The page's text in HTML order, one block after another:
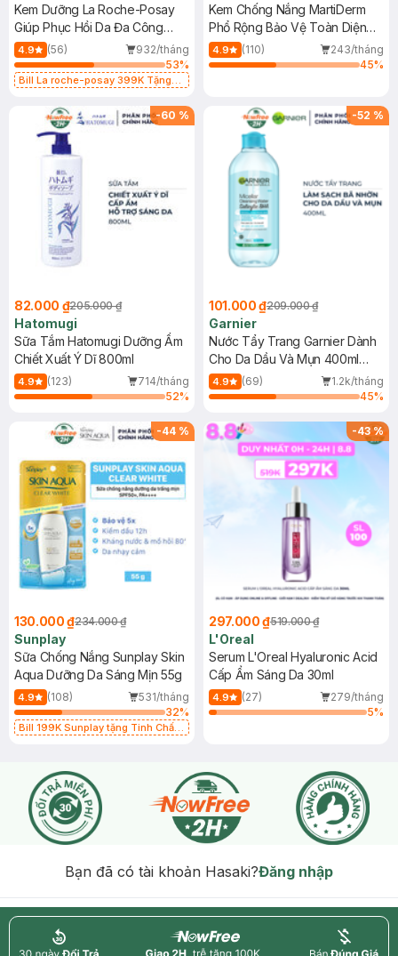
Kem Dưỡng La Roche-Posay
Giúp Phục Hồi Da Đa Công
Dụng 40ml
4.9 (56)
932/tháng
53%
Bill La roche-posay 399K Tặng
(SL có hạn)
Kem Chống Nắng MartiDerm
Phổ Rộng Bảo Vệ Toàn Diện
40ml
4.9 (110)
243/tháng
45%
-60 %
82.000 ₫205.000 ₫
Hatomugi
Sữa Tắm Hatomugi Dưỡng Ẩm
Chiết Xuất Ý Dĩ 800ml
4.9 (123)
714/tháng
52%
-52 %
101.000 ₫209.000 ₫
Garnier
Nước Tẩy Trang Garnier Dành
Cho Da Dầu Và Mụn 400ml
(Mới)
4.9 (69)
1.2k/tháng
45%
-44 %
130.000 ₫234.000 ₫
Sunplay
Sữa Chống Nắng Sunplay Skin
Aqua Dưỡng Da Sáng Mịn 55g
4.9 (108)
531/tháng
32%
Bill 199K Sunplay tặng Tinh Chất
-43%
297.000 ₫519.000 ₫
L'Oreal
Serum L'Oreal Hyaluronic Acid
Cấp Ẩm Sáng Da 30ml
4.9 (27)
279/tháng
5%
Bạn đã có tài khoản Hasaki?Đăng nhập